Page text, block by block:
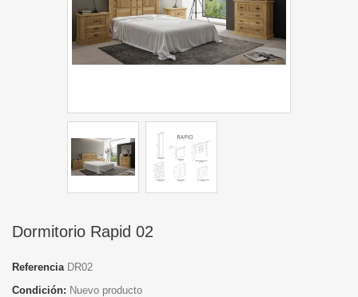
Dormitorio Rapid 02
Referencia DR02
Condición: Nuevo producto